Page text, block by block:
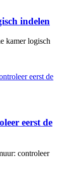
indelen
kamer logisch
eerst de
controleer